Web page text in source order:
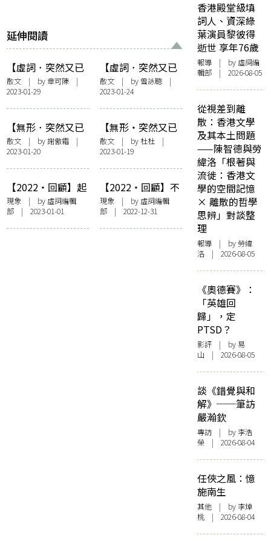
延伸閱讀
【虛詞．突然又已
一年】維多利亞城
苦行記
散文 | by 章可陳 |
2023-01-29
【虛詞．突然又已
一年】我們必須長
大，但不要隨便老
去
散文| by 曾詠聰|
2023-01-24
【無形．突然又已
一年】意頭
散文 | by謝傲霜 |
2023-01-20
【無形・突然又已
一年】新年隨想
散文| by杜杜|
2023-01-19
【2022・回顧】起
碼我們還有好書，
2022年重點文藝書
籍
現象 | by 虛詞編輯
部 | 2023-01-01
【2022・回顧】不
要核酸要閱讀！虛
詞年度熱點文章 &
編輯部精選
現象| by 虛詞編輯
部 | 2022-12-31
香港殿堂級填
詞人、資深綠
葉演員黎彼得
逝世 享年76歲
報導 | by 虛詞編
輯部 | 2026-08-05
從視差到離
散：香港文學
及其本土問題
——陳智德與勞
緯洛「根著與
流徙：香港文
學的空間記憶
× 離散的哲學
思辨」對談整
理
報導 | by 勞緯
洛 | 2026-08-05
《奧德賽》：
「英雄回
歸」，定
PTSD？
影評 | by 易
山 | 2026-08-05
談《錯覺與和
解》──筆訪
嚴瀚欽
專訪 | by 李浩
榮 | 2026-08-04
任俠之風：憶
施南生
其他 | by 李焯
桃 | 2026-08-04